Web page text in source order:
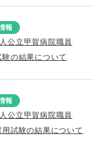
報
公立甲賀病院職員
験の結果について
報
公立甲賀病院職員
用試験の結果について